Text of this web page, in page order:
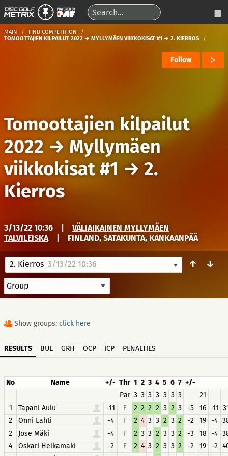
MAIN
FIND COMPETITION
TOMOOTTAJIEN KILPAILUT 2022 → MYLLYMÄEN VIIKKOKISAT #1 → 2. KIERROS
Follow
Tomoottajien kilpailut
2022 → Myllymäen
viikkokisat #1→ 2.
Kierros
3/13/22 10:36
VÄLIAIKAINEN MYLLYMÄEN
TALVILEISKA
FINLAND, SATAKUNTA, KANKAANPÄÄ
2. Kierros 3/13/22 10:36 ↑ ↓
Show groups: click here
RESULTS BUE GRH OCP ICP PENALTIES
No Name +/- Thr 1 2 3 4 5 6 7 +/-
Par 3 3 3 3 3 3 3
21
1
Tapani Aulu -11 F 2 2 2 2 3 2 3 -5 16 -11
2
Onni Lahti -4 F 2 4 3 3 2 3 2 -2 19 -4
2
Jose Mäki -4 F 2 3 3 2 3 3 2 -3 18 -4
4
Oskari Helkamäki -2 F 2 4 3 2 3 3 2 -2 19 -2